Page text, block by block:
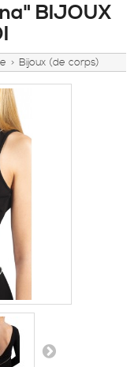
BIJOUX
> Bijoux (de corps)